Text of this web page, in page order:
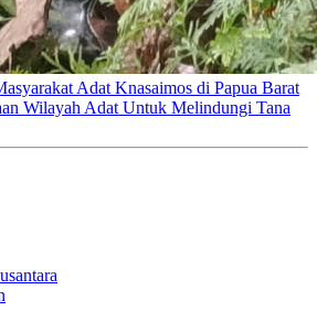
Adat Knasaimos di Papua Barat
Wilayah Adat Untuk Melindungi Tana